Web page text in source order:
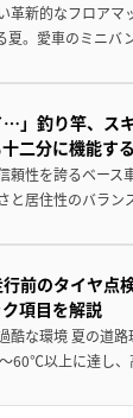
革新的なフロア
夏。愛車のミニ
」釣り竿、ス
二分に機能す
性を誇るベー
と居住性のバラ
前のタイヤ点
項目を解説
酷な環境 夏の道
60℃以上に達し